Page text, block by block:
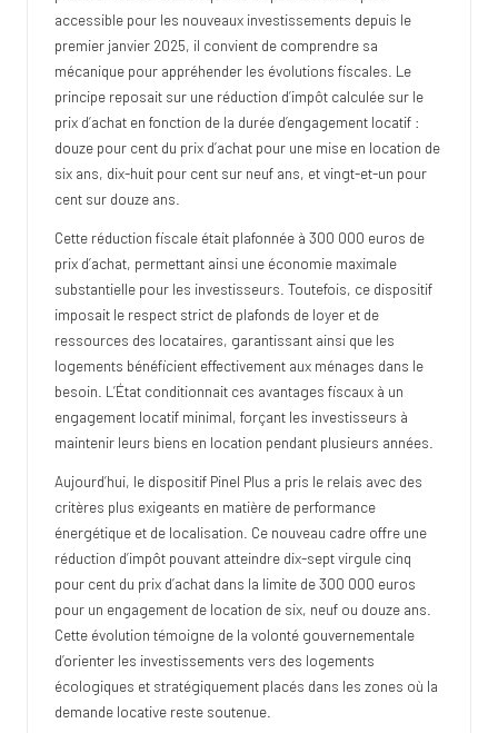
accessible pour les nouveaux investissements depuis le
premier janvier 2025, il convient de comprendre sa
mécanique pour appréhender les évolutions fiscales . Le
principe reposait sur une réduction d’impôt calculée sur le
prix d’achat en fonction de la durée d’engagement locatif :
douze pour cent du prix d’achat pour une mise en location de
six ans, dix-huit pour cent sur neuf ans, et vingt-et-un pour
cent sur douze ans.
Cette réduction fiscale était plafonnée à 300 000 euros de
prix d’achat, permettant ainsi une économie maximale
substantielle pour les investisseurs. Toutefois, ce dispositif
imposait le respect strict de plafonds de loyer et de
ressources des locataires, garantissant ainsi que les
logements bénéficient effectivement aux ménages dans le
besoin. L’État conditionnait ces avantages fiscaux à un
engagement locatif minimal, forçant les investisseurs à
maintenir leurs biens en location pendant plusieurs années.
Aujourd’hui, le dispositif Pinel Plus a pris le relais avec des
critères plus exigeants en matière de performance
énergétique et de localisation. Ce nouveau cadre offre une
réduction d’impôt pouvant atteindre dix-sept virgule cinq
pour cent du prix d’achat dans la limite de 300 000 euros
pour un engagement de location de six, neuf ou douze ans.
Cette évolution témoigne de la volonté gouvernementale
d’orienter les investissements vers des logements
écologiques et stratégiquement placés dans les zones où la
demande locative reste soutenue.